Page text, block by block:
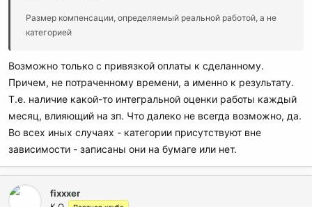
Размер компенсации, определяемый реальной работой, а не
категорией
Возможно только с привязкой оплаты к сделанному.
Причем, не потраченному времени, а именно к результату.
Т.е. наличие какой-то интегральной оценки работы каждый
месяц, влияющий на зп. Что далеко не всегда возможно, да.
Во всех иных случаях - категории присутствуют вне
зависимости - записаны они на бумаге или нет.
fixxxer